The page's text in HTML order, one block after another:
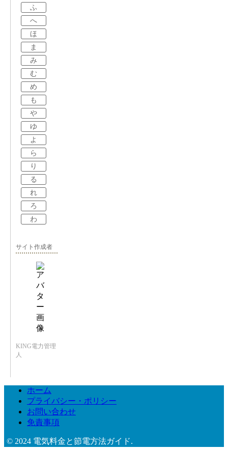
ふ
へ
ほ
ま
み
む
め
も
や
ゆ
よ
ら
り
る
れ
ろ
わ
サイト作成者
KING電力管理
人
ホーム
プライバシー・ポリシー
お問い合わせ
免責事項
© 2024 電気料金と節電方法ガイド.